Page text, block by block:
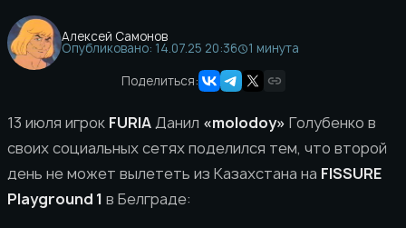
Алексей Самонов
Опубликовано: 14.07.25 20:36
1 минута
Поделиться:
13 июля игрок FURIAДанил «molodoy» Голубенко в
своих социальных сетях поделился тем, что второй
день не может вылететь из Казахстана на FISSURE
Playground 1 в Белграде: